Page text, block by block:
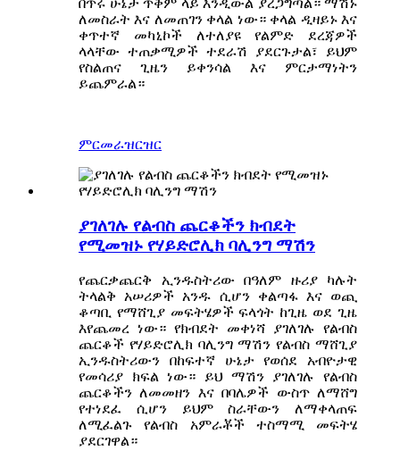
በጥሩ ሁኔታ ጥቅም ላይ እንዲውል ያረጋግጣል። ማሽኑ
ለመስራት እና ለመጠገን ቀላል ነው። ቀላል ዲዛይኑ እና
ቀጥተኛ መካኒኮች ለተለያዩ የልምድ ደረጃዎች
ላላቸው ተጠቃሚዎች ተደራሽ ያደርጉታል፣ ይህም
የስልጠና ጊዜን ይቀንሳል እና ምርታማነትን
ይጨምራል።
ምርመራዝርዝር
ያገለገሉ የልብስ ጨርቆችን ክብደት
የሚመዝኑ የሃይድሮሊክ ባሊንግ ማሽን
የጨርቃጨርቅ ኢንዱስትሪው በዓለም ዙሪያ ካሉት
ትላልቅ አሠሪዎች አንዱ ሲሆን ቀልጣፋ እና ወጪ
ቆጣቢ የማሸጊያ መፍትሄዎች ፍላጎት ከጊዜ ወደ ጊዜ
እየጨመረ ነው። የክብደት መቀነሻ ያገለገሉ የልብስ
ጨርቆች የሃይድሮሊክ ባሊንግ ማሽን የልብስ ማሸጊያ
ኢንዱስትሪውን በከፍተኛ ሁኔታ የወሰደ አብዮታዊ
የመሳሪያ ክፍል ነው። ይህ ማሽን ያገለገሉ የልብስ
ጨርቆችን ለመመዘን እና በባሌዎች ውስጥ ለማሸግ
የተነደፈ ሲሆን ይህም ስራቸውን ለማቀላጠፍ
ለሚፈልጉ የልብስ አምራቾች ተስማሚ መፍትሄ
ያደርገዋል።